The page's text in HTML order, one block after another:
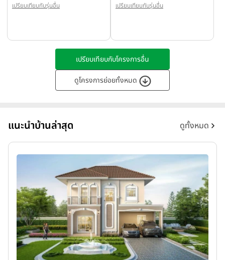
เปรียบเทียบกับรุ่นอื่น เปรียบเทียบกับรุ่นอื่น
เปรียบเทียบกับโครงการอื่น
ดูโครงการย่อยทั้งหมด
แนะนำบ้านล่าสุด ดูทั้งหมด